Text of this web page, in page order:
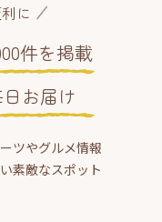
に
件を掲載
お届け
ツやグルメ情報
素敵なスポット